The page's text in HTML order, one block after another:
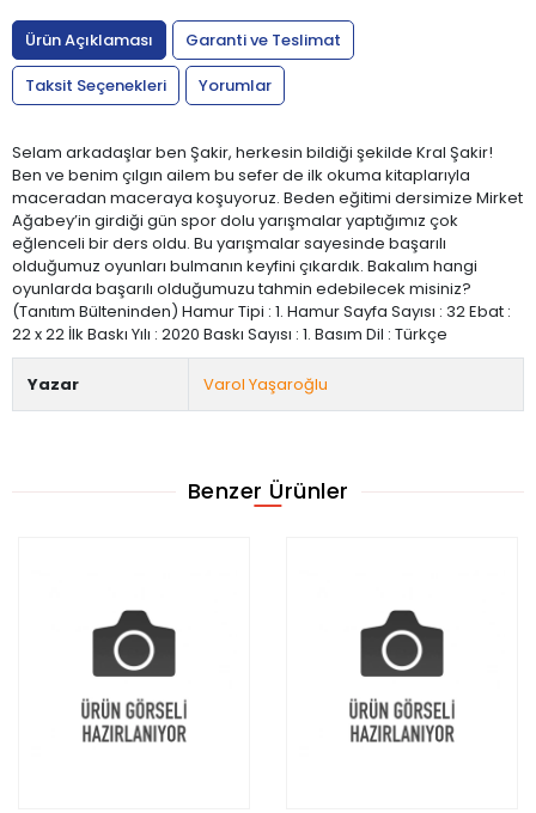
Ürün Açıklaması
Garanti ve Teslimat
Taksit Seçenekleri
Yorumlar
Selam arkadaşlar ben Şakir, herkesin bildiği şekilde Kral Şakir!
Ben ve benim çılgın ailem bu sefer de ilk okuma kitaplarıyla
maceradan maceraya koşuyoruz. Beden eğitimi dersimize Mirket
Ağabey’in girdiği gün spor dolu yarışmalar yaptığımız çok
eğlenceli bir ders oldu. Bu yarışmalar sayesinde başarılı
olduğumuz oyunları bulmanın keyfini çıkardık. Bakalım hangi
oyunlarda başarılı olduğumuzu tahmin edebilecek misiniz?
(Tanıtım Bülteninden) Hamur Tipi : 1. Hamur Sayfa Sayısı : 32 Ebat :
22 x 22 İlk Baskı Yılı : 2020 Baskı Sayısı : 1. Basım Dil : Türkçe
Yazar Varol Yaşaroğlu
Benzer Ürünler